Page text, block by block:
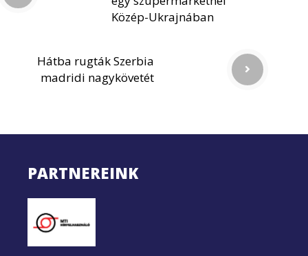
Közép-Ukrajnában
Hátba rugták Szerbia
madridi nagykövetét
PARTNEREINK